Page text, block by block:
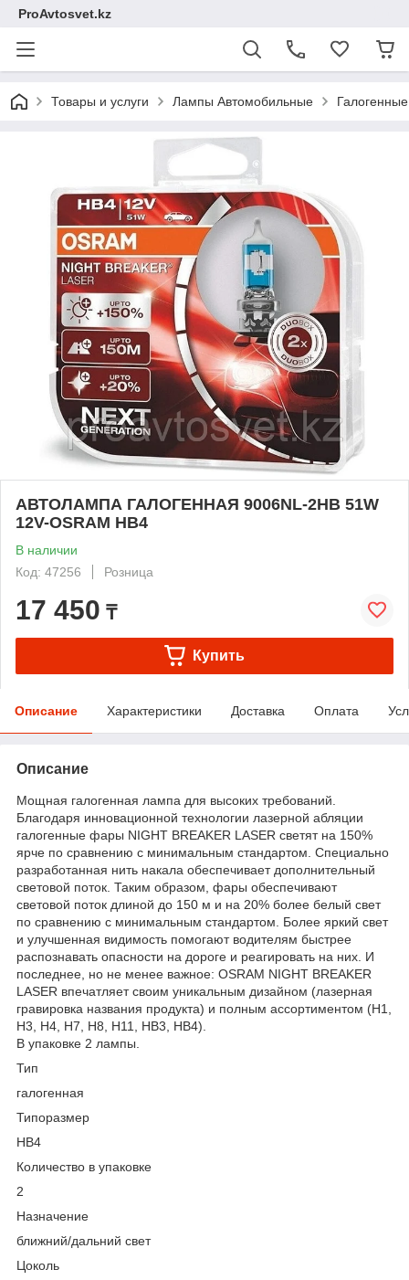
ProAvtosvet.kz
Товары и услуги Лампы Автомобильные
АВТОЛАМПА ГАЛОГЕННАЯ 9006NL-2HB 51W
12V-OSRAM HB4
В наличии
Код: 47256
Розница
17 450 ₸
Купить
Описание Характеристики Доставка Оплата
Описание
Мощная галогенная лампа для высоких требований.
Благодаря инновационной технологии лазерной абляции
галогенные фары NIGHT BREAKER LASER светят на 150%
ярче по сравнению с минимальным стандартом. Специально
разработанная нить накала обеспечивает дополнительный
световой поток. Таким образом, фары обеспечивают
световой поток длиной до 150 м и на 20% более белый свет
по сравнению с минимальным стандартом. Более яркий свет
и улучшенная видимость помогают водителям быстрее
распознавать опасности на дороге и реагировать на них. И
последнее, но не менее важное: OSRAM NIGHT BREAKER
LASER впечатляет своим уникальным дизайном (лазерная
гравировка названия продукта) и полным ассортиментом (H1,
H3, H4, H7, H8, H11, HB3, HB4).
В упаковке 2 лампы.
Тип
галогенная
Типоразмер
HB4
Количество в упаковке
2
Назначение
ближний/дальний свет
Цоколь